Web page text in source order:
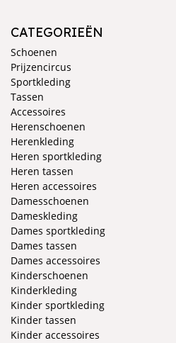
CATEGORIEËN
Schoenen
Prijzencircus
Sportkleding
Tassen
Accessoires
Herenschoenen
Herenkleding
Heren sportkleding
Heren tassen
Heren accessoires
Damesschoenen
Dameskleding
Dames sportkleding
Dames tassen
Dames accessoires
Kinderschoenen
Kinderkleding
Kinder sportkleding
Kinder tassen
Kinder accessoires